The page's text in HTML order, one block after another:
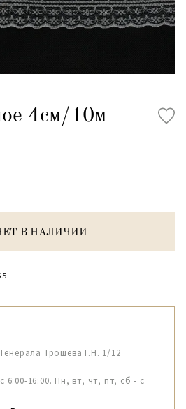
4см/10м
В НАЛИЧИИ
Трошева Г.Н. 1/12
6:00-16:00. Пн, вт, чт, пт, сб - с